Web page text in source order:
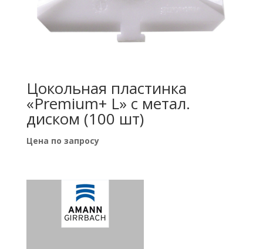
Цокольная пластинка
«Premium+ L» с метал.
диском (100 шт)
Цена по запросу